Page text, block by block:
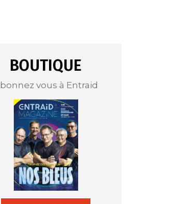
BOUTIQUE
vous à Entraid